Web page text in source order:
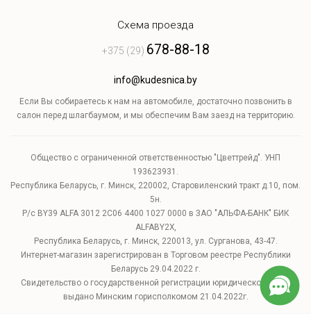
Схема проезда
+375 (29) 678-88-18
info@kudesnica.by
Если Вы собираетесь к нам на автомобиле, достаточно позвонить в
салон перед шлагбаумом, и мы обеспечим Вам заезд на территорию.
Общество с ограниченной ответственностью "Цветтрейд". УНП
193623931.
Республика Беларусь, г. Минск, 220002, Старовиленский тракт д.10, пом.
5н.
Р/с BY39 ALFA 3012 2C06 4400 1027 0000 в ЗАО "АЛЬФА-БАНК" БИК
ALFABY2X,
Республика Беларусь, г. Минск, 220013, ул. Сурганова, 43-47.
Интернет-магазин зарегистрирован в Торговом реестре Республики
Беларусь 29.04.2022 г.
Свидетельство о государственной регистрации юридического лица
выдано Минским горисполкомом 21.04.2022г.